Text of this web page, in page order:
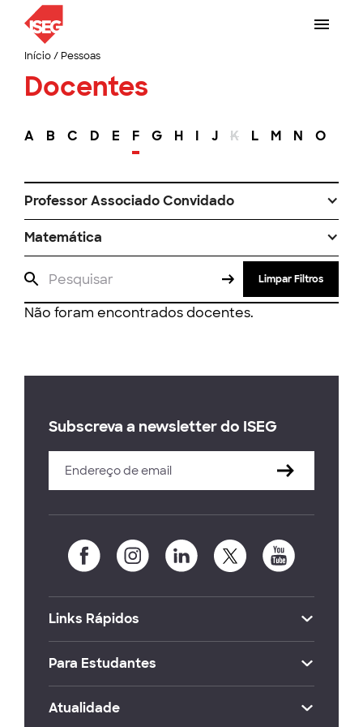
Início/ Pessoas
Docentes
A B C D E F G H I J K L M N O
Professor Associado Convidado
Matemática
Limpar Filtros
Não foram encontrados docentes.
Subscreva a newsletter do ISEG
Links Rápidos
Para Estudantes
Atualidade